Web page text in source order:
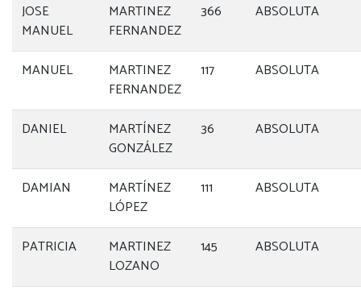
JOSE
MANUEL
MARTINEZ
FERNANDEZ
366 ABSOLUTA
MANUEL
MARTINEZ
FERNANDEZ
117 ABSOLUTA
DANIEL
MARTÍNEZ
GONZÁLEZ
36 ABSOLUTA
DAMIAN
MARTÍNEZ
LÓPEZ
111 ABSOLUTA
PATRICIA
MARTINEZ
LOZANO
145 ABSOLUTA